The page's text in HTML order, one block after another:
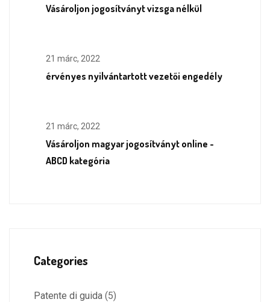
Vásároljon jogosítványt vizsga nélkül
21 márc, 2022
érvényes nyilvántartott vezetői engedély
21 márc, 2022
Vásároljon magyar jogosítványt online -
ABCD kategória
Categories
Patente di guida (5)